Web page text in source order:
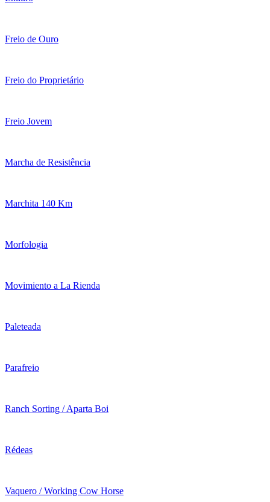
Freio de Ouro
Freio do Proprietário
Freio Jovem
Marcha de Resistência
Marchita 140 Km
Morfologia
Movimiento a La Rienda
Paleteada
Parafreio
Ranch Sorting / Aparta Boi
Rédeas
Vaquero / Working Cow Horse